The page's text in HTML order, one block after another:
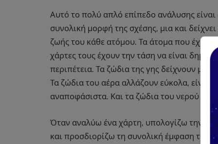
Αυτό το πολύ απλό επίπεδο ανάλυσης
συνολική μορφή της σχέσης, μια και
ζωής του κάθε ατόμου. Τα άτομα που έχουν
χάρτες τους έχουν την τάση να είναι
περιπέτεια. Τα ζώδια της γης δείχνουν μια
Τα ζώδια του αέρα αλλάζουν εύκολα, είναι
αναποφάσιστα. Και τα ζώδια του νερού
Όταν αναλύω ένα χάρτη, υπολογίζω την
και προσδιορίζω τη συνολική έμφαση των